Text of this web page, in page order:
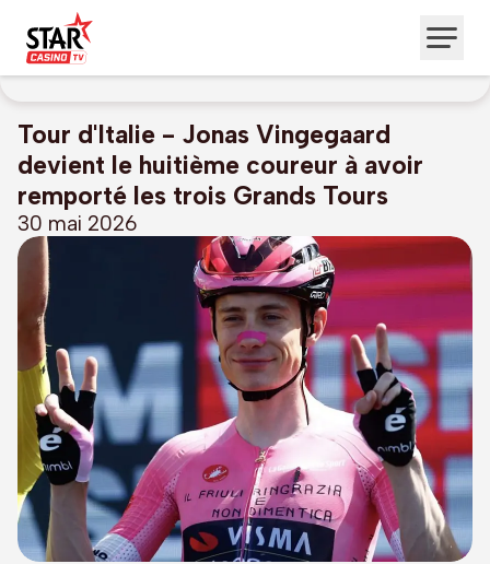
Tour d'Italie - Jonas Vingegaard
devient le huitième coureur à avoir
remporté les trois Grands Tours
30 mai 2026